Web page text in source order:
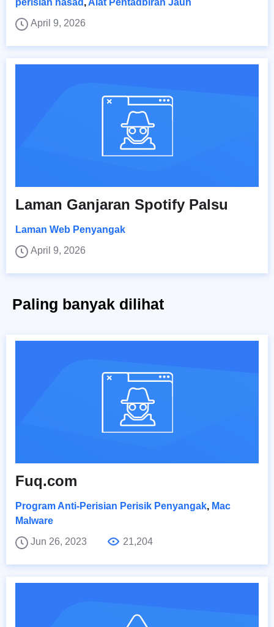
April 9, 2026
Laman Ganjaran Spotify Palsu
Laman Web Penyangak
April 9, 2026
Paling banyak dilihat
Fuq.com
Program Anti-Perisian Perisik Penyangak, Mac
Malware
Jun 26, 2023
21,204